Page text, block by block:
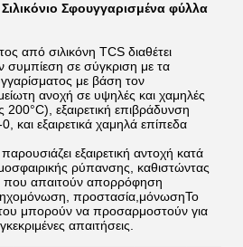
Σφουγγαρισμένα φύλλα
από σιλικόνη TCS διαθέτει
συμπίεση σε σύγκριση με τα
με βάση τον
ανοχή σε υψηλές και χαμηλές
εξαιρετική επιβράδυνση
και εξαιρετικά χαμηλά επίπεδα
εξαιρετική αντοχή κατά
ρύπανσης, καθιστώντας
που απαιτούν απορρόφηση
προστασία,μόνωσηΤο
μπορούν να προσαρμοστούν για
απαιτήσεις.